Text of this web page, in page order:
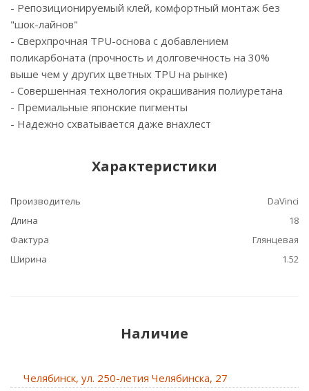
- Репозиционируемый клей, комфортный монтаж без
"шок-лайнов"
- Сверхпрочная TPU-основа с добавлением
поликарбоната (прочность и долговечность на 30%
выше чем у других цветных TPU на рынке)
- Cовершенная технология окрашивания полиуретана
- Премиальные японские пигменты
- Надежно схватывается даже внахлест
Характеристики
Производитель
DaVinci
Длина
18
Фактура
Глянцевая
Ширина
1.52
Наличие
Челябинск, ул. 250-летия Челябинска, 27